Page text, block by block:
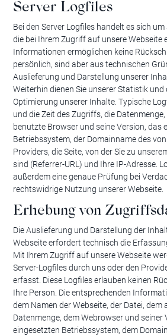
Server Logfiles
Bei den Server Logfiles handelt es sich
die bei Ihrem Zugriff auf unsere Webseite
Informationen ermöglichen keine
persönlich, sind aber aus technischen
Auslieferung und Darstellung unserer
Weiterhin dienen Sie unserer Statistik und
Optimierung unserer Inhalte. Typische
und die Zeit des Zugriffs, die
benutzte Browser und seine Version, das
Betriebssystem, der Domainname des
Providers, die Seite, von der Sie zu
sind (Referrer-URL) und Ihre IP-Adresse.
außerdem eine genaue Prüfung bei
rechtswidrige Nutzung unserer Webseite.
Erhebung von
Die Auslieferung und Darstellung der
Webseite erfordert technisch die
Mit Ihrem Zugriff auf unsere Webseite
Server-Logfiles durch uns oder den
erfasst. Diese Logfiles erlauben keinen
Ihre Person. Die entsprechenden
dem Namen der Webseite, der Datei, dem
Datenmenge, dem Webrowser und seiner
eingesetzten Betriebssystem, dem